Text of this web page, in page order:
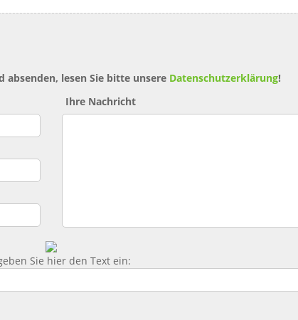
absenden, lesen Sie bitte unsere Datenschutzerklärung!
Ihre Nachricht
Sie hier den Text ein: